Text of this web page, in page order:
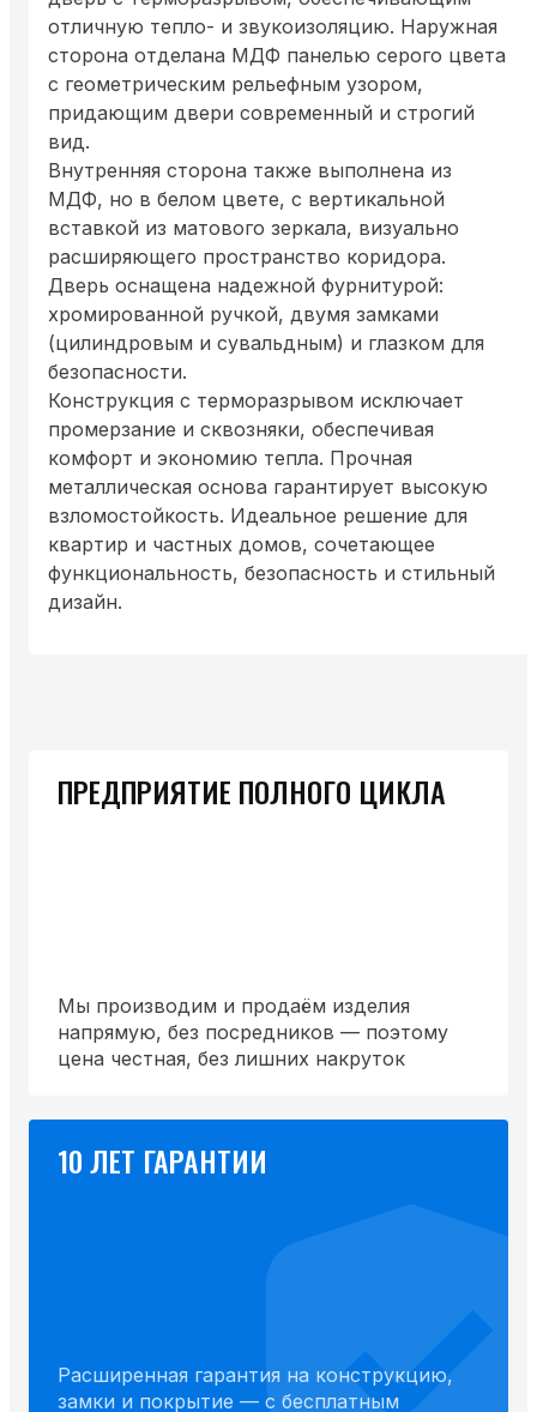
отличную тепло- и звукоизоляцию. Наружная
сторона отделана МДФ панелью серого цвета
с геометрическим рельефным узором,
придающим двери современный и строгий
вид.
Внутренняя сторона также выполнена из
МДФ, но в белом цвете, с вертикальной
вставкой из матового зеркала, визуально
расширяющего пространство коридора.
Дверь оснащена надежной фурнитурой:
хромированной ручкой, двумя замками
(цилиндровым и сувальдным) и глазком для
безопасности.
Конструкция с терморазрывом исключает
промерзание и сквозняки, обеспечивая
комфорт и экономию тепла. Прочная
металлическая основа гарантирует высокую
взломостойкость. Идеальное решение для
квартир и частных домов, сочетающее
функциональность, безопасность и стильный
дизайн.
ПРЕДПРИЯТИЕ ПОЛНОГО ЦИКЛА
Мы производим и продаём изделия
напрямую, без посредников — поэтому
цена честная, без лишних накруток
10 ЛЕТ ГАРАНТИИ
Расширенная гарантия на конструкцию,
замки и покрытие — с бесплатным